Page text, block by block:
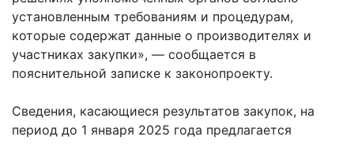
установленным требованиям и процедурам,
которые содержат данные о производителях и
участниках закупки», — сообщается в
пояснительной записке к законопроекту.
Сведения, касающиеся результатов закупок, на
период до 1 января 2025 года предлагается